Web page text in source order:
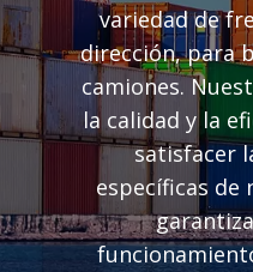
variedad de
dirección, para
camiones.
la calidad y la
satisfacer
específicas de